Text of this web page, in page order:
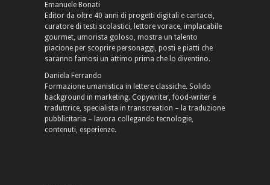
Emanuele Bonati
Editor da oltre 40 anni di progetti digitali e cartacei,
curatore di testi scolastici, lettore vorace, implacabile
gourmet, umorista goloso, mostra un talento
piacione per scoprire personaggi, posti e piatti che
saranno famosi un attimo prima che lo diventino.
Daniela Ferrando
Formazione umanistica in lettere classiche. Solido
background in marketing. Copywriter, food-writer e
traduttrice, specialista in transcreation – la traduzione
pubblicitaria – lavora collegando tecnologie,
contenuti, esperienze.